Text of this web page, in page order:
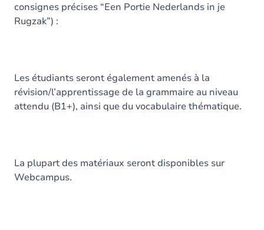
consignes précises “Een Portie Nederlands in je
Rugzak”) :
Les étudiants seront également amenés à la
révision/l’apprentissage de la grammaire au niveau
attendu (B1+), ainsi que du vocabulaire thématique.
La plupart des matériaux seront disponibles sur
Webcampus.